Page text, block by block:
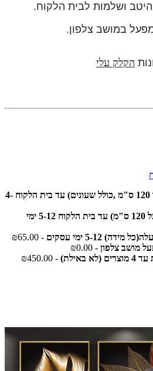
היטב ושלמות לבית הלקוח.
במושב צלפון.
הקלק עלי
משלוח תמונה קטנה(עד 120 ס"מ ,כולל שעונים) עד בית הלקוח 4-
משלוח תמונה גדולה(מעל 120 ס"מ) עד בית הלקוח 5-12 ימי
- ₪65.00
מושב צלפון - ₪0.00
- ₪450.00